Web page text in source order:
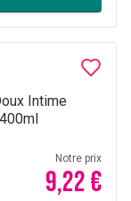
Intime
Notre prix
9,22 €